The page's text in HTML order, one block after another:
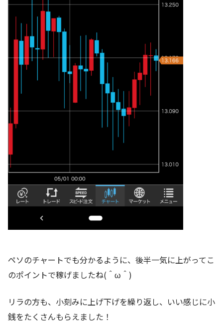
ペソのチャートでも分かるように、後半一気に上がってこ
のポイントで稼げましたね(＾ω＾)
リラの方も、小刻みに上げ下げを繰り返し、いい感じに小
銭をたくさんもらえました！